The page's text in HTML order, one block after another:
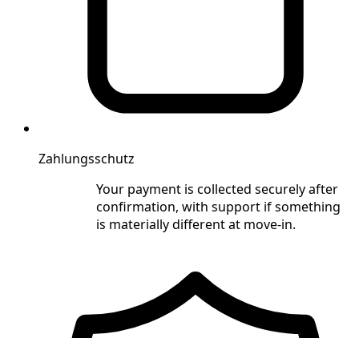
Zahlungsschutz
Your payment is collected securely after
confirmation, with support if something
is materially different at move-in.